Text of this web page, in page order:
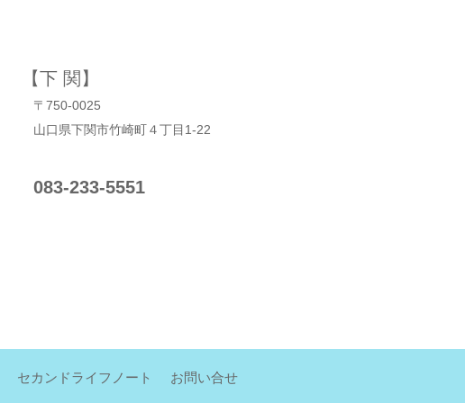
【下 関】
〒750-0025
山口県下関市竹崎町４丁目1‐22
083-233-5551
セカンドライフノート お問い合せ